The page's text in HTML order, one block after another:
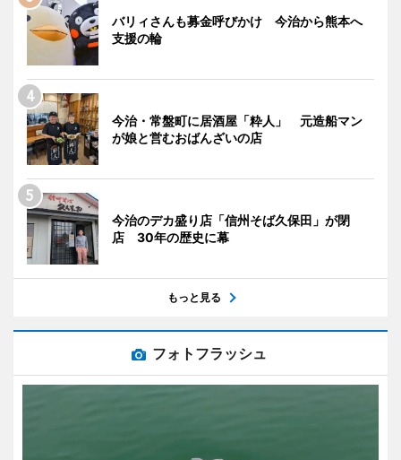
バリィさんも募金呼びかけ 今治から熊本へ
支援の輪
今治・常盤町に居酒屋「粋人」 元造船マン
が娘と営むおばんざいの店
今治のデカ盛り店「信州そば久保田」が閉
店 30年の歴史に幕
もっと見る
フォトフラッシュ